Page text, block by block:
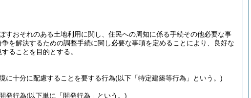
おそれのある土地利用に関し、住民への周知に係る手続その他必要な事
を解決するための調整手続に関し必要な事項を定めることにより、良好な
ることを目的とする。
に十分に配慮することを要する行為(以下「特定建築等行為」という。)
発行為(以下単に「開発行為」という。)